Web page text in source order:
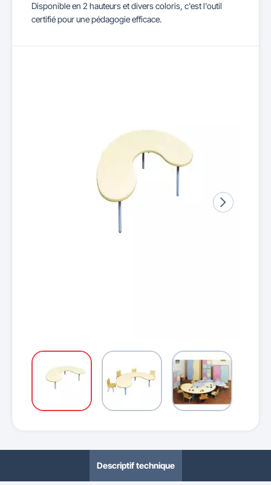
Disponible en 2 hauteurs et divers coloris, c'est l'outil
certifié pour une pédagogie efficace.
Descriptif technique